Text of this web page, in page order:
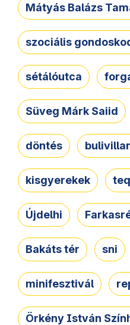
Mátyás Balázs
szociális
sétálóutca
Süveg Márk Saiid
döntés
kisgyerekek
Újdelhi
Bakáts tér sni
minifesztivál
Örkény István